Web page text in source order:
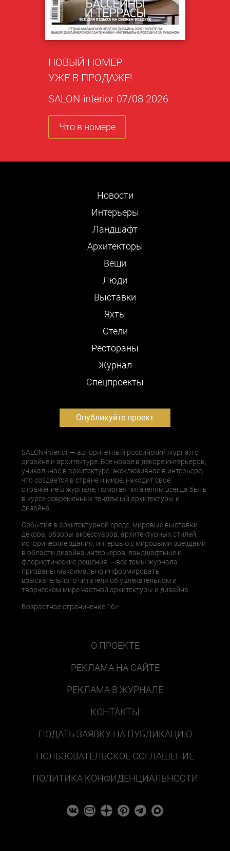
НОВЫЙ НОМЕР
УЖЕ В ПРОДАЖЕ!
SALON-interior 07/08 2026
Что в номере
Новости
Интерьеры
Ландшафт
Архитекторы
Вещи
Люди
Выставки
Яхты
Отели
Рестораны
Журнал
Cпецпроекты
Опубликуйте проект
SALON-interior — авторитетный российский журнал о
дизайне и архитектуре. Все новое в декоре интерьеров,
уникальное в архитектуре, эксклюзивное в интерьере,
что создается в стране и мире, находит свое
отражение в журнале, помогая читателям всегда быть
в курсе современных тенденций архитектуры и
дизайна.
События в архитектурной среде, мировые выставки
декора, обзоры аксессуаров, архитектурных стилей,
исторические здания, интервью с мировыми звездами
в области дизайна интерьеров, ландшафтные и
флористические решения — все темы журнала
призваны максимально информировать
взыскательного читателя об увлекательном и
творческом мире частной архитектуры и дизайна.
Возрастное ограничение 16+
О ПРОЕКТЕ
РЕКЛАМА НА САЙТЕ
РЕКЛАМА В ЖУРНАЛЕ
КОНТАКТЫ
ПОДАТЬ ЗАЯВКУ НА ПУБЛИКАЦИЮ
ПОЛЬЗОВАТЕЛЬСКОЕ СОГЛАШЕНИЕ
ПОЛИТИКА КОНФИДЕНЦИАЛЬНОСТИ